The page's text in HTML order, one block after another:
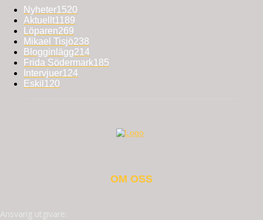
Nyheter1520
Aktuellt1189
Löparen269
Mikael Tisjö238
Blogginlägg214
Frida Södermark185
Intervjuer124
Eskil 120
OM OSS
Ansvarig utgivare: